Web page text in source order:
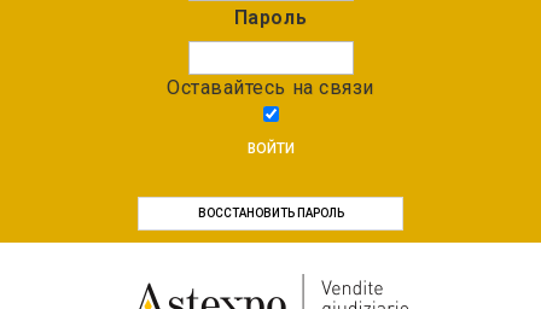
Пароль
Оставайтесь на связи
ВОЙТИ
ВОССТАНОВИТЬ ПАРОЛЬ